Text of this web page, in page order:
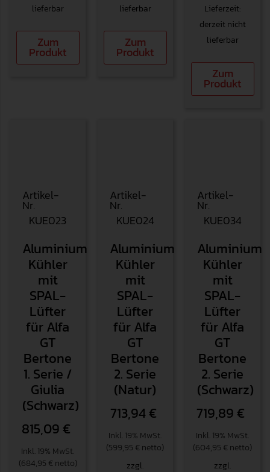
lieferbar
Zum
Produkt
lieferbar
Zum
Produkt
Lieferzeit:
derzeit nicht
lieferbar
Zum
Produkt
Artikel-
Nr.
KUE023
Aluminium
Kühler
mit
SPAL-
Lüfter
für Alfa
GT
Bertone
1. Serie /
Giulia
(Schwarz)
815,09 €
Inkl. 19% MwSt.
(684,95 € netto)
Artikel-
Nr.
KUE024
Aluminium
Kühler
mit
SPAL-
Lüfter
für Alfa
GT
Bertone
2. Serie
(Natur)
713,94 €
Inkl. 19% MwSt.
(599,95 € netto)
zzgl.
Artikel-
Nr.
KUE034
Aluminium
Kühler
mit
SPAL-
Lüfter
für Alfa
GT
Bertone
2. Serie
(Schwarz)
719,89 €
Inkl. 19% MwSt.
(604,95 € netto)
zzgl.